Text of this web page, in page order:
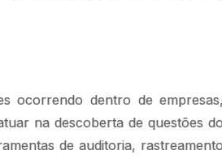
ocorrendo dentro de empresas,
na descoberta de questões
de auditoria,